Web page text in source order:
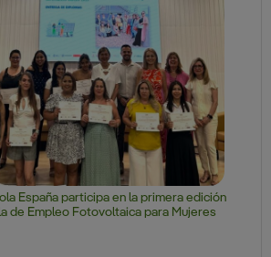
España participa en la primera edición
de Empleo Fotovoltaica para Mujeres